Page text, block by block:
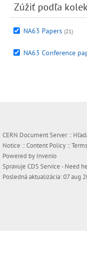
Zúžiť podľa
NA63 Papers (21)
NA63 Conference
CERN Document Server ::
Notice ::Content Policy ::
Powered by Invenio
Spravuje CDS Service- Need
Posledná aktualizácia: 07 aug